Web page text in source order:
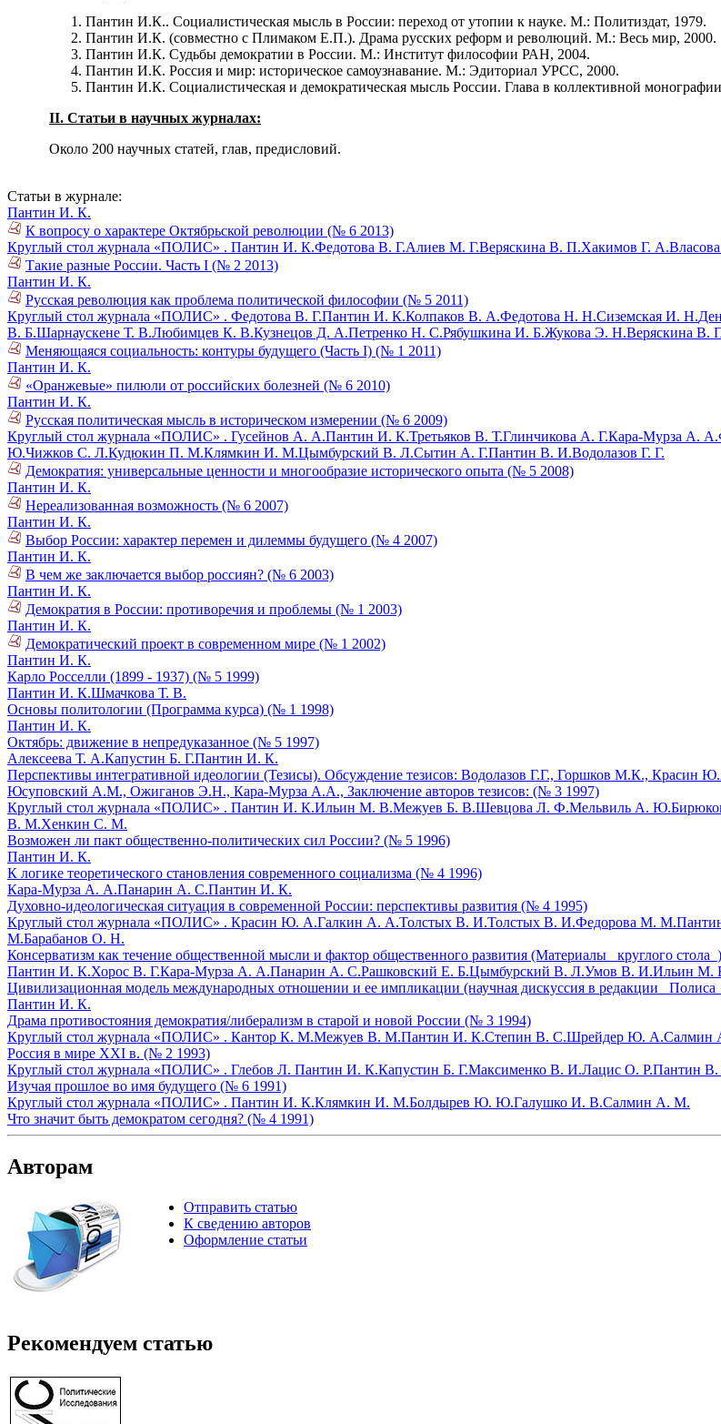
Пантин И.К.. Социалистическая мысль в России: переход от утопии к науке. М.: Политиздат, 1979.
Пантин И.К. (совместно с Плимаком Е.П.). Драма русских реформ и революций. М.: Весь мир, 2000.
Пантин И.К. Судьбы демократии в России. М.: Институт философии РАН, 2004.
Пантин И.К. Россия и мир: историческое самоузнавание. М.: Эдиториал УРСС, 2000.
Пантин И.К. Социалистическая и демократическая мысль России. Глава в коллективной
II. Статьи в научных журналах:
Около 200 научных статей, глав, предисловий.
Статьи в журнале:
Пантин И. К.
К вопросу о характере Октябрьской революции (№ 6 2013)
Круглый стол журнала «ПОЛИС» . Пантин И. К.Федотова В. Г.Алиев М. Г.Веряскина В. П.Хакимов Г. А.
Такие разные России. Часть I (№ 2 2013)
Пантин И. К.
Русская революция как проблема политической философии (№ 5 2011)
Круглый стол журнала «ПОЛИС» . Федотова В. Г.Пантин И. К.Колпаков В. А.Федотова Н. Н.Сиземская И. Н.
В. Б.Шарнаускене Т. В.Любимцев К. В.Кузнецов Д. А.Петренко Н. С.Рябушкина И. Б.Жукова Э. Н.Веряскина В.
Меняющаяся социальность: контуры будущего (Часть I) (№ 1 2011)
Пантин И. К.
«Оранжевые» пилюли от российских болезней (№ 6 2010)
Пантин И. К.
Русская политическая мысль в историческом измерении (№ 6 2009)
Круглый стол журнала «ПОЛИС» . Гусейнов А. А.Пантин И. К.Третьяков В. Т.Глинчикова А. Г.Кара-Мурза А. А.
Ю.Чижков С. Л.Кудюкин П. М.Клямкин И. М.Цымбурский В. Л.Сытин А. Г.Пантин В. И.Водолазов Г. Г.
Демократия: универсальные ценности и многообразие исторического опыта (№ 5 2008)
Пантин И. К.
Нереализованная возможность (№ 6 2007)
Пантин И. К.
Выбор России: характер перемен и дилеммы будущего (№ 4 2007)
Пантин И. К.
В чем же заключается выбор россиян? (№ 6 2003)
Пантин И. К.
Демократия в России: противоречия и проблемы (№ 1 2003)
Пантин И. К.
Демократический проект в современном мире (№ 1 2002)
Пантин И. К.
Карло Росселли (1899 - 1937) (№ 5 1999)
Пантин И. К.Шмачкова Т. В.
Основы политологии (Программа курса) (№ 1 1998)
Пантин И. К.
Октябрь: движение в непредуказанное (№ 5 1997)
Алексеева Т. А.Капустин Б. Г.Пантин И. К.
Перспективы интегративной идеологии (Тезисы). Обсуждение тезисов: Водолазов Г.Г., Горшков М.К.,
Юсуповский А.М., Ожиганов Э.Н., Кара-Мурза А.А., Заключение авторов тезисов: (№ 3 1997)
Круглый стол журнала «ПОЛИС» . Пантин И. К.Ильин М. В.Межуев Б. В.Шевцова Л. Ф.Мельвиль А. Ю.
В. М.Хенкин С. М.
Возможен ли пакт общественно-политических сил России? (№ 5 1996)
Пантин И. К.
К логике теоретического становления современного социализма (№ 4 1996)
Кара-Мурза А. А.Панарин А. С.Пантин И. К.
Духовно-идеологическая ситуация в современной России: перспективы развития (№ 4 1995)
Круглый стол журнала «ПОЛИС» . Красин Ю. А.Галкин А. А.Толстых В. И.Толстых В. И.Федорова М. М.
М.Барабанов О. Н.
Консерватизм как течение общественной мысли и фактор общественного развития (Материалы _круглого
Пантин И. К.Хорос В. Г.Кара-Мурза А. А.Панарин А. С.Рашковский Е. Б.Цымбурский В. Л.Умов В. И.Ильин М.
Цивилизационная модель международных отношении и ее импликации (научная дискуссия в редакции
Пантин И. К.
Драма противостояния демократия/либерализм в старой и новой России (№ 3 1994)
Круглый стол журнала «ПОЛИС» . Кантор К. М.Межуев В. М.Пантин И. К.Степин В. С.Шрейдер Ю. А.Салмин
Россия в мире XXI в. (№ 2 1993)
Круглый стол журнала «ПОЛИС» . Глебов Л. Пантин И. К.Капустин Б. Г.Максименко В. И.Лацис О. Р.Пантин
Изучая прошлое во имя будущего (№ 6 1991)
Круглый стол журнала «ПОЛИС» . Пантин И. К.Клямкин И. М.Болдырев Ю. Ю.Галушко И. В.Салмин А. М.
Что значит быть демократом сегодня? (№ 4 1991)
Авторам
Отправить статью
К сведению авторов
Оформление статьи
Рекомендуем статью